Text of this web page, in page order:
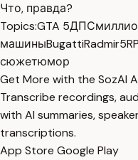
Что, правда?
Topics:GTA 5ДПС
машиныBugattiRadmir5RP
сюжетюмор
Get More with the SozAI
Transcribe recordings,
with AI summaries,
transcriptions.
App Store Google Play